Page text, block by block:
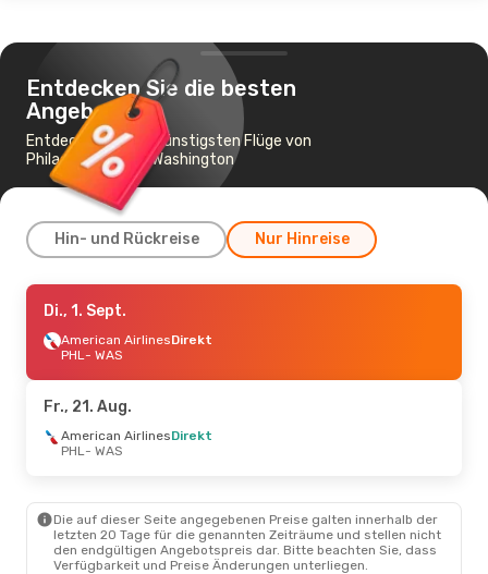
Entdecken Sie die besten
Angebote
Entdecken Sie die günstigsten Flüge von
Philadelphia nach Washington
Hin- und Rückreise Nur Hinreise
Mi., 9. Sept.
American AirlinesDirekt
PHL- WAS
WAS- PHL
Mo., 17. Aug.- Mo., 24. Aug.
American Airlines
WAS- PHL
Di., 1. Sept.
American AirlinesDirekt
PHL- WAS
Fr., 21. Aug.
American AirlinesDirekt
PHL- WAS
Die auf dieser Seite angegebenen Preise galten innerhalb der
letzten 20 Tage für die genannten Zeiträume und stellen nicht
den endgültigen Angebotspreis dar. Bitte beachten Sie, dass
Verfügbarkeit und Preise Änderungen unterliegen.